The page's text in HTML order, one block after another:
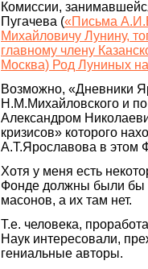
Комиссии,
Пугачева («Письма
Михайловичу Лунину,
главному члену
Москва) Род Луниных
Возможно, «Дневники
Н.М.Михайловского и
Александром
кризисов» которого
А.Т.Ярославова в этом
Хотя у меня есть
Фонде должны были бы
масонов, а их там нет.
Т.е. человека,
Наук интересовали,
гениальные авторы.